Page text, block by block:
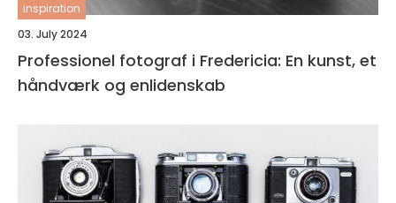
inspiration
03. July 2024
Professionel fotograf i Fredericia: En kunst, et
håndværk og enlidenskab